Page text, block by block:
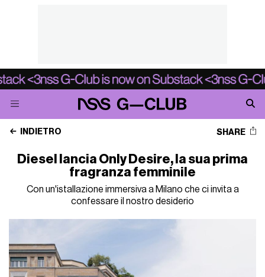
INDIETRO SHARE
Diesel lancia Only Desire, la sua prima
fragranza femminile
Con un'istallazione immersiva a Milano che ci invita a
confessare il nostro desiderio